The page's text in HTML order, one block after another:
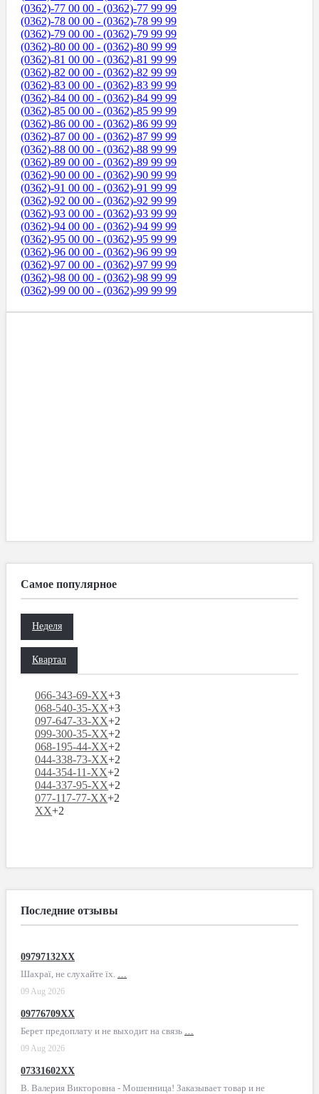
(0362)-77 00 00 - (0362)-77 99 99
(0362)-78 00 00 - (0362)-78 99 99
(0362)-79 00 00 - (0362)-79 99 99
(0362)-80 00 00 - (0362)-80 99 99
(0362)-81 00 00 - (0362)-81 99 99
(0362)-82 00 00 - (0362)-82 99 99
(0362)-83 00 00 - (0362)-83 99 99
(0362)-84 00 00 - (0362)-84 99 99
(0362)-85 00 00 - (0362)-85 99 99
(0362)-86 00 00 - (0362)-86 99 99
(0362)-87 00 00 - (0362)-87 99 99
(0362)-88 00 00 - (0362)-88 99 99
(0362)-89 00 00 - (0362)-89 99 99
(0362)-90 00 00 - (0362)-90 99 99
(0362)-91 00 00 - (0362)-91 99 99
(0362)-92 00 00 - (0362)-92 99 99
(0362)-93 00 00 - (0362)-93 99 99
(0362)-94 00 00 - (0362)-94 99 99
(0362)-95 00 00 - (0362)-95 99 99
(0362)-96 00 00 - (0362)-96 99 99
(0362)-97 00 00 - (0362)-97 99 99
(0362)-98 00 00 - (0362)-98 99 99
(0362)-99 00 00 - (0362)-99 99 99
Самое популярное
Неделя
Квартал
066-343-69-XX+3
068-540-35-XX+3
097-647-33-XX+2
099-300-35-XX+2
068-195-44-XX+2
044-338-73-XX+2
044-354-11-XX+2
044-337-95-XX+2
077-117-77-XX+2
XX+2
Последние отзывы
09797132XX
Шахраї, не слухайте їх. …
09 Aug 2026
09776709XX
Берет предоплату и не выходит на связь …
09 Aug 2026
07331602XX
В. Валерия Викторовна - Мошенница! Заказывает товар и не